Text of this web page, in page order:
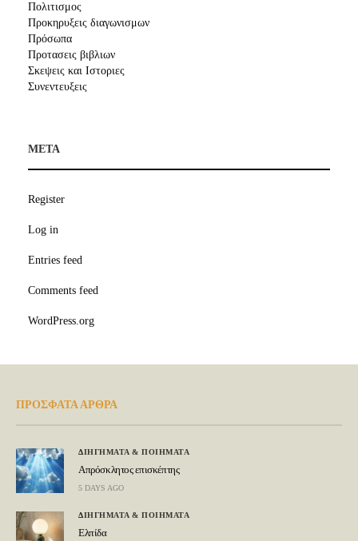
Πολιτισμος
Προκηρυξεις διαγωνισμων
Πρόσωπα
Προτασεις βιβλιων
Σκεψεις και Ιστοριες
Συνεντευξεις
META
Register
Log in
Entries feed
Comments feed
WordPress.org
ΠΡΟΣΦΑΤΑ ΑΡΘΡΑ
ΔΙΗΓΗΜΑΤΑ & ΠΟΙΗΜΑΤΑ
Απρόσκλητος επισκέπτης
5 DAYS AGO
ΔΙΗΓΗΜΑΤΑ & ΠΟΙΗΜΑΤΑ
Ελπίδα